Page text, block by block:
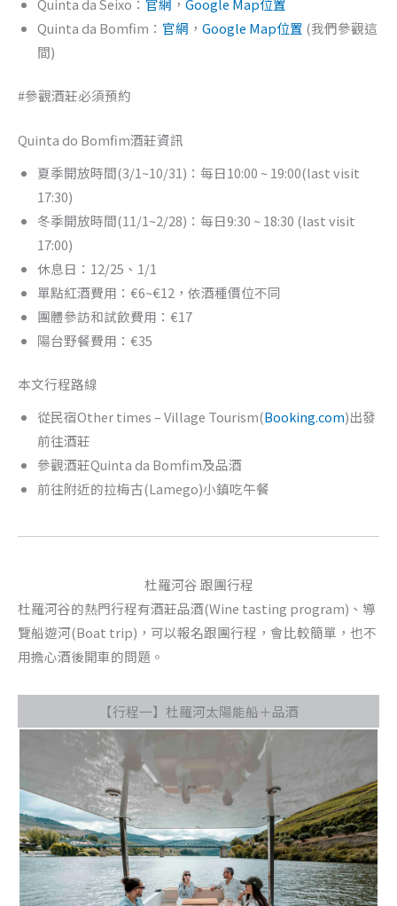
Quinta da Bomfim： 官網 ， Google Map位置 (我們參觀這
間)
#參觀酒莊必須預約
Quinta do Bomfim酒莊資訊
夏季開放時間(3/1~10/31)：每日10:00 ~ 19:00(last visit
17:30)
冬季開放時間(11/1~2/28)：每日9:30 ~ 18:30 (last visit
17:00)
休息日：12/25、1/1
單點紅酒費用：€6~€12，依酒種價位不同
團體參訪和試飲費用：€17
陽台野餐費用：€35
本文行程路線
從民宿Other times – Village Tourism(Booking.com)出發
前往酒莊
參觀酒莊Quinta da Bomfim及品酒
前往附近的拉梅古(Lamego)小鎮吃午餐
杜羅河谷 跟團行程
杜羅河谷的熱門行程有酒莊品酒(Wine tasting program)、導
覽船遊河(Boat trip)，可以報名跟團行程，會比較簡單，也不
用擔心酒後開車的問題。
【行程一】杜羅河太陽能船＋品酒